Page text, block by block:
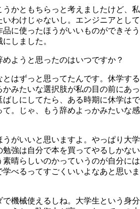
かともちらっと考えましたけど、私
わけじゃないし。エンジニアとして
に使ったほうがいいものができそう
しました。
ようと思ったのはいつですか？
はずっと思ってたんです。休学する
みたいな選択肢が私の目の前にあっ
しにしてたら、ある時期に休学はで
て。じゃ、もう辞めよっかみたいな感
がいいと思いますよ。やっぱり大学
勉強は自分で本を買ってやるしかない
素晴らしいのかっていうのが自分には
べるってすごくいいよなあと思いま
機械使えるしね。大学生という身分